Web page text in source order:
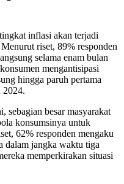
inflasi akan terjadi
riset, 89% responden
selama enam bulan
mengantisipasi
hingga paruh pertama
2024.
sebagian besar masyarakat
konsumsinya untuk
62% responden mengaku
dalam jangka waktu tiga
memperkirakan situasi